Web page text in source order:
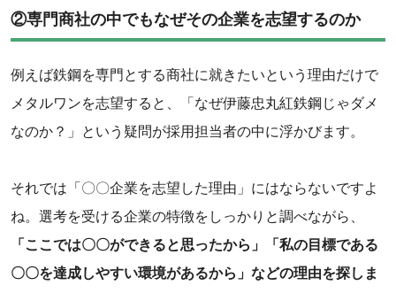
②専門商社の中でもなぜその企業を志望するのか
例えば鉄鋼を専門とする商社に就きたいという理由だけで
メタルワンを志望すると、「なぜ伊藤忠丸紅鉄鋼じゃダメ
なのか？」という疑問が採用担当者の中に浮かびます。
それでは「〇〇企業を志望した理由」にはならないですよ
ね。選考を受ける企業の特徴をしっかりと調べながら、
「ここでは〇〇ができると思ったから」「私の目標である
〇〇を達成しやすい環境があるから」などの理由を探しま